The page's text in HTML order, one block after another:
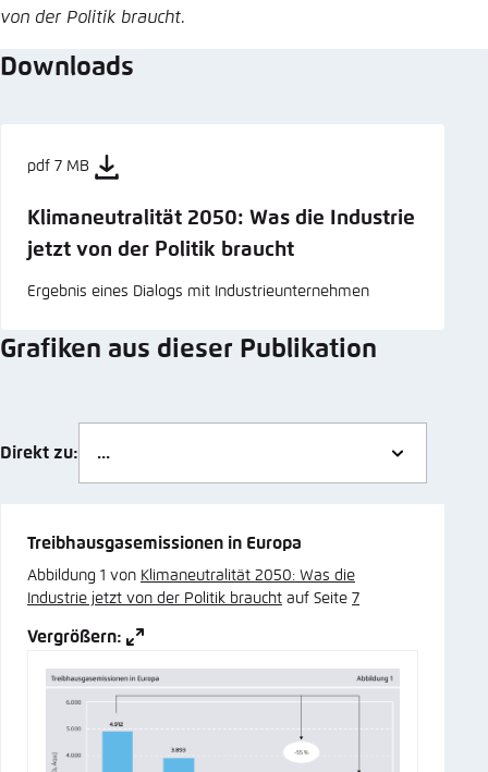
von der Politik braucht.
Downloads
pdf 7 MB
Klimaneutralität 2050: Was die Industrie
jetzt von der Politik braucht
Ergebnis eines Dialogs mit Industrieunternehmen
Grafiken aus dieser Publikation
Direkt zu:
Treibhausgasemissionen in Europa
Abbildung 1 von Klimaneutralität 2050: Was die
Industrie jetzt von der Politik braucht auf Seite 7
Vergrößern: